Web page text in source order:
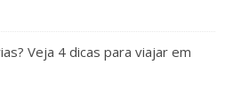
Veja 4 dicas para viajar em